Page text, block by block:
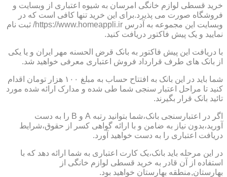
خرید قسطی لوازم خانگی امرسان به شیوه اعتباری از وبسایت و
فروشگاه صورت می پذیرد.برای این خرید تنها کافی است که در
وبسایت این مجموعه به آدرس https://www.homeappli.ir/ ثبت نام
نمایید و یک پیش فاکتور دریافت کنید.
با دریافت این پیش فاکتور به بانک قرض الحسنه مهر ایران و یا یکی
از بانک های طرف قرارداد فروش اعتباری معرفی خواهید شد.
شما باید در این بانک به افتتاح حساب به مبلغ ۱۰۰ هزار تومان اقدام
کنید تا مراحل اعتبار سنجی شما طی شده و مدارک ارائه شده مورد
تائید بانک قرار بگیرند.
اگر در اعتبارسنجی بانک،شما بتوانید رتبه A و B را به دست
آورید،بدون نیاز به ضامن و با ارائه گواهی کسر از حقوق،شرایط
دریافت اعتباری را به دست خواهید آورد.
در این مرحله باید بانک،یک کارت اعتباری به شما ارائه دهد که با
استفاده از آن قادر به خرید قسطی لوازم خانگی از
بهارستان,منطقه بهارستان خواهید بود.